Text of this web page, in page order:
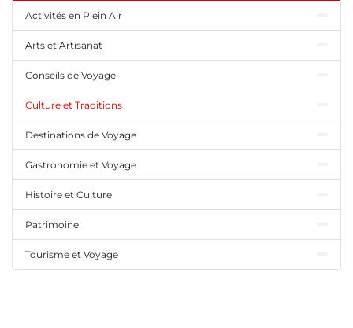
Activités en Plein Air
Arts et Artisanat
Conseils de Voyage
Culture et Traditions
Destinations de Voyage
Gastronomie et Voyage
Histoire et Culture
Patrimoine
Tourisme et Voyage